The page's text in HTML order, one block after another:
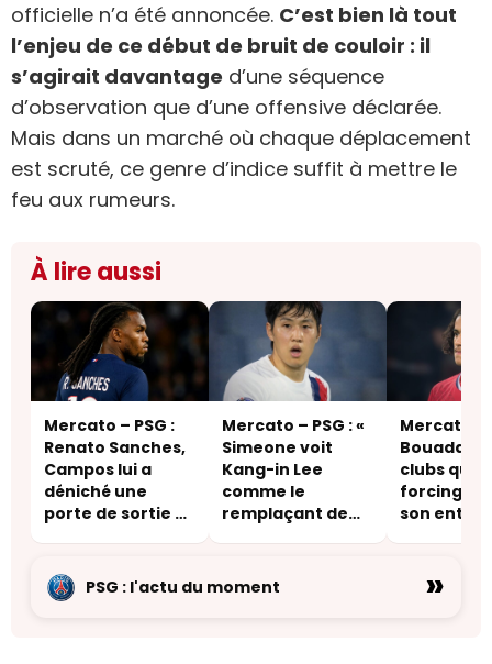
officielle n’a été annoncée. C’est bien là tout
l’enjeu de ce début de bruit de couloir : il
s’agirait davantage d’une séquence
d’observation que d’une offensive déclarée.
Mais dans un marché où chaque déplacement
est scruté, ce genre d’indice suffit à mettre le
feu aux rumeurs.
À lire aussi
Mercato – PSG :
Renato Sanches,
Campos lui a
déniché une
porte de sortie –
Mercato – PSG : «
Simeone voit
Kang-in Lee
comme le
remplaçant de
Mercato –
Bouaddi,
clubs qui
forcing
son
PSG : l'actu du moment »